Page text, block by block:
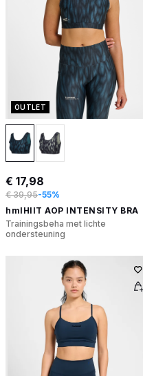
OUTLET
€ 17,98
€ 39,95-55%
hmlHIIT AOP INTENSITY BRA
Trainingsbeha met lichte
ondersteuning